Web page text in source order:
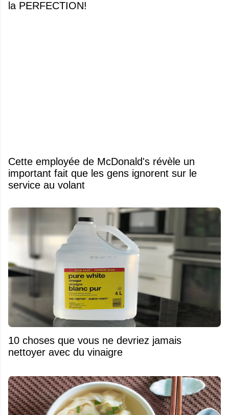
la PERFECTION!
Cette employée de McDonald's révèle un
important fait que les gens ignorent sur le
service au volant
10 choses que vous ne devriez jamais
nettoyer avec du vinaigre